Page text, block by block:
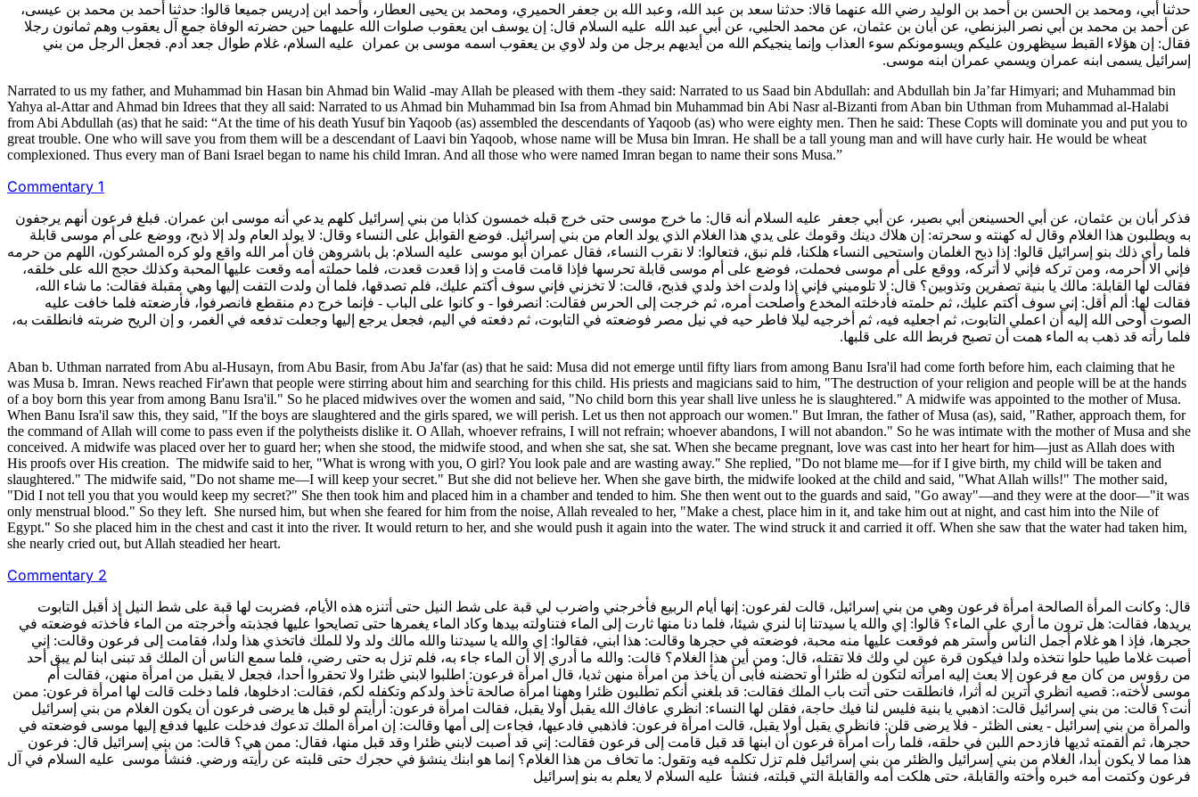
حدثنا أبي، ومحمد بن الحسن بن أحمد بن الوليد رضي الله عنهما قالا: حدثنا سعد بن عبد الله، وعبد الله بن جعفر الحميري، ومحمد بن يحيى العطار، وأحمد ابن إدريس جميعا قالوا: حدثنا أحمد بن محمد بن عيسى،
عن أحمد بن محمد بن أبي نصر البزنطي، عن أبان بن عثمان، عن محمد الحلبي، عن أبي عبد الله عليه السلام قال: إن يوسف ابن يعقوب صلوات الله عليهما حين حضرته الوفاة جمع آل يعقوب وهم ثمانون رجلا
فقال: إن هؤلاء القبط سيظهرون عليكم ويسومونكم سوء العذاب وإنما ينجيكم الله من أيديهم برجل من ولد لاوي بن يعقوب اسمه موسى بن عمران عليه السلام، غلام طوال جعد آدم. فجعل الرجل من بني
إسرائيل يسمى ابنه عمران ويسمي عمران ابنه موسى.
Narrated to us my father, and Muhammad bin Hasan bin Ahmad bin Walid -may Allah be pleased with them -they said: Narrated to us Saad bin Abdullah: and Abdullah bin Ja’far Himyari; and Muhammad bin
Yahya al-Attar and Ahmad bin Idrees that they all said: Narrated to us Ahmad bin Muhammad bin Isa from Ahmad bin Muhammad bin Abi Nasr al-Bizanti from Aban bin Uthman from Muhammad al-Halabi
from Abi Abdullah (as) that he said: “At the time of his death Yusuf bin Yaqoob (as) assembled the descendants of Yaqoob (as) who were eighty men. Then he said: These Copts will dominate you and put you to
great trouble. One who will save you from them will be a descendant of Laavi bin Yaqoob, whose name will be Musa bin Imran. He shall be a tall young man and will have curly hair. He would be wheat
complexioned. Thus every man of Bani Israel began to name his child Imran. And all those who were named Imran began to name their sons Musa.”
Commentary 1
فذكر أبان بن عثمان، عن أبي الحسينعن أبي بصير، عن أبي جعفر عليه السلام أنه قال: ما خرج موسى حتى خرج قبله خمسون كذابا من بني إسرائيل كلهم يدعي أنه موسى ابن عمران. فبلغ فرعون أنهم يرجفون
به ويطلبون هذا الغلام وقال له كهنته و سحرته: إن هلاك دينك وقومك على يدي هذا الغلام الذي يولد العام من بني إسرائيل. فوضع القوابل على النساء وقال: لا يولد العام ولد إلا ذبح، ووضع على أم موسى قابلة
فلما رأي ذلك بنو إسرائيل قالوا: إذا ذبح الغلمان واستحيى النساء هلكنا، فلم نبق، فتعالوا: لا نقرب النساء، فقال عمران أبو موسى عليه السلام: بل باشروهن فان أمر الله واقع ولو كره المشركون، اللهم من حرمه
فإني الا أحرمه، ومن تركه فإني لا أتركه، ووقع على أم موسى فحملت، فوضع على أم موسى قابلة تحرسها فإذا قامت قامت و إذا قعدت قعدت، فلما حملته أمه وقعت عليها المحبة وكذلك حجج الله على خلقه،
فقالت لها القابلة: مالك يا بنية تصفرين وتذوبين؟ قال: لا تلوميني فإني إذا ولدت اخذ ولدي فذبح، قالت: لا تخزني فإني سوف أكتم عليك، فلم تصدقها، فلما أن ولدت التفت إليها وهي مقبلة فقالت: ما شاء الله،
فقالت لها: ألم أقل: إني سوف أكتم عليك، ثم حلمته فأدخلته المخدع وأصلحت أمره، ثم خرجت إلى الحرس فقالت: انصرفوا - و كانوا على الباب - فإنما خرج دم منقطع فانصرفوا، فأرضعته فلما خافت عليه
الصوت أوحى الله إليه أن اعملي التابوت، ثم اجعليه فيه، ثم أخرجيه ليلا فاطر حيه في نيل مصر فوضعته في التابوت، ثم دفعته في اليم، فجعل يرجع إليها وجعلت تدفعه في الغمر، و إن الريح ضربته فانطلقت به،
فلما رأته قد ذهب به الماء همت أن تصبح فربط الله على قلبها.
Aban b. Uthman narrated from Abu al-Husayn, from Abu Basir, from Abu Ja'far (as) that he said: Musa did not emerge until fifty liars from among Banu Isra'il had come forth before him, each claiming that he
was Musa b. Imran. News reached Fir'awn that people were stirring about him and searching for this child. His priests and magicians said to him, "The destruction of your religion and people will be at the hands
of a boy born this year from among Banu Isra'il." So he placed midwives over the women and said, "No child born this year shall live unless he is slaughtered." A midwife was appointed to the mother of Musa.
When Banu Isra'il saw this, they said, "If the boys are slaughtered and the girls spared, we will perish. Let us then not approach our women." But Imran, the father of Musa (as), said, "Rather, approach them, for
the command of Allah will come to pass even if the polytheists dislike it. O Allah, whoever refrains, I will not refrain; whoever abandons, I will not abandon." So he was intimate with the mother of Musa and she
conceived. A midwife was placed over her to guard her; when she stood, the midwife stood, and when she sat, she sat. When she became pregnant, love was cast into her heart for him—just as Allah does with
His proofs over His creation. The midwife said to her, "What is wrong with you, O girl? You look pale and are wasting away." She replied, "Do not blame me—for if I give birth, my child will be taken and
slaughtered." The midwife said, "Do not shame me—I will keep your secret." But she did not believe her. When she gave birth, the midwife looked at the child and said, "What Allah wills!" The mother said,
"Did I not tell you that you would keep my secret?" She then took him and placed him in a chamber and tended to him. She then went out to the guards and said, "Go away"—and they were at the door—"it was
only menstrual blood." So they left. She nursed him, but when she feared for him from the noise, Allah revealed to her, "Make a chest, place him in it, and take him out at night, and cast him into the Nile of
Egypt." So she placed him in the chest and cast it into the river. It would return to her, and she would push it again into the water. The wind struck it and carried it off. When she saw that the water had taken him,
she nearly cried out, but Allah steadied her heart.
Commentary 2
قال: وكانت المرأة الصالحة امرأة فرعون وهي من بني إسرائيل، قالت لفرعون: إنها أيام الربيع فأخرجني واضرب لي قبة على شط النيل حتى أتنزه هذه الأيام، فضربت لها قبة على شط النيل إذ أقبل التابوت
يريدها، فقالت: هل ترون ما أري على الماء؟ قالوا: إي والله يا سيدتنا إنا لنري شيئا، فلما دنا منها ثارت إلى الماء فتناولته بيدها وكاد الماء يغمرها حتى تصايحوا عليها فجذبته وأخرجته من الماء فأخذته فوضعته في
حجرها، فإذ ا هو غلام أجمل الناس وأستر هم فوقعت عليها منه محبة، فوضعته في حجرها وقالت: هذا ابني، فقالوا: إي والله يا سيدتنا والله مالك ولد ولا للملك فاتخذي هذا ولدا، فقامت إلى فرعون وقالت: إني
أصبت غلاما طيبا حلوا نتخذه ولدا فيكون قرة عين لي ولك فلا تقتله، قال: ومن أين هذا الغلام؟ قالت: والله ما أدري إلا أن الماء جاء به، فلم تزل به حتى رضي، فلما سمع الناس أن الملك قد تبنى ابنا لم يبق أحد
من رؤوس من كان مع فرعون إلا بعث إليه امرأته لتكون له ظئرا أو تحضنه فأبى أن يأخذ من امرأة منهن ثديا، قال امرأة فرعون: اطلبوا لابني ظئرا ولا تحقروا أحدا، فجعل لا يقبل من امرأة منهن، فقالت أم
موسى لأخته،: قصيه انظري أترين له أثرا، فانطلقت حتى أتت باب الملك فقالت: قد بلغني أنكم تطلبون ظئرا وههنا امرأة صالحة تأخذ ولدكم وتكفله لكم، فقالت: ادخلوها، فلما دخلت قالت لها امرأة فرعون: ممن
أنت؟ قالت: من بني إسرائيل قالت: اذهبي يا بنية فليس لنا فيك حاجة، فقلن لها النساء: انظري عافاك الله يقبل أولا يقبل، فقالت امرأة فرعون: أرأيتم لو قبل ها يرضى فرعون أن يكون الغلام من بني إسرائيل
والمرأة من بني إسرائيل - يعنى الظئر - فلا يرضى قلن: فانظري يقبل أولا يقبل، قالت امرأة فرعون: فاذهبي فادعيها، فجاءت إلى أمها وقالت: إن امرأة الملك تدعوك فدخلت عليها فدفع إليها موسى فوضعته في
حجرها، ثم ألقمته ثديها فازدحم اللبن في حلقه، فلما رأت امرأة فرعون أن ابنها قد قبل قامت إلى فرعون فقالت: إني قد أصبت لابني ظئرا وقد قبل منها، فقال: ممن هي؟ قالت: من بني إسرائيل قال: فرعون
هذا مما لا يكون أبدا، الغلام من بني إسرائيل والظئر من بني إسرائيل فلم تزل تكلمه فيه وتقول: ما تخاف من هذا الغلام؟ إنما هو ابنك ينشؤ في حجرك حتى قلبته عن رأيته ورضي. فنشأ موسى عليه السلام في آل
فرعون وكتمت أمه خبره وأخته والقابلة، حتى هلكت أمه والقابلة التي قبلته، فنشأ عليه السلام لا يعلم به بنو إسرائيل